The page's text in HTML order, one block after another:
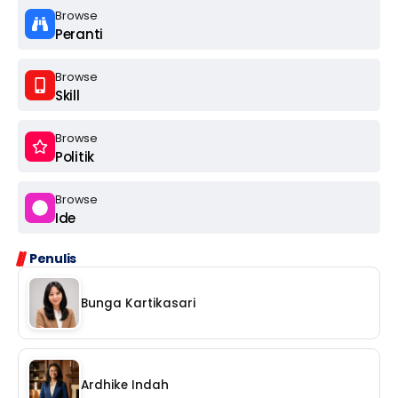
Browse
Peranti
Browse
Skill
Browse
Politik
Browse
Ide
Penulis
Bunga Kartikasari
Ardhike Indah